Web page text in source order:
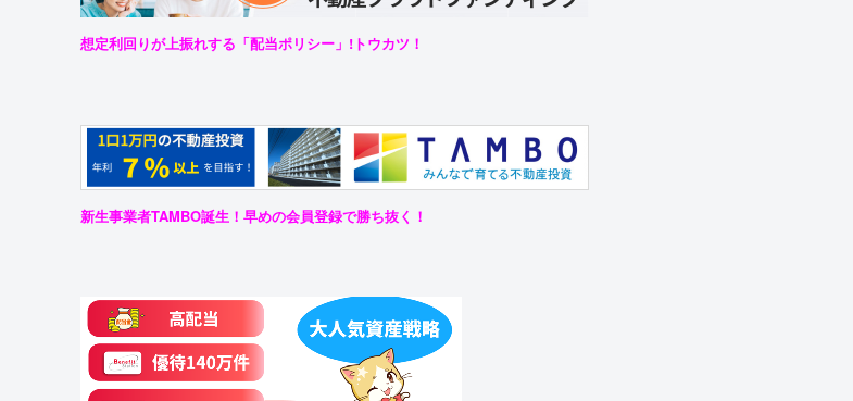
想定利回りが上振れする「配当ポリシー」!トウカツ！
新生事業者TAMBO誕生！早めの会員登録で勝ち抜く！